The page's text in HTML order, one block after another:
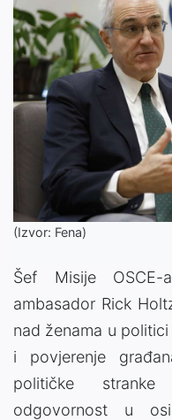
(Izvor: Fena)
Šef Misije
ambasador Rick
nad ženama u
i povjerenje
političke
odgovornost u